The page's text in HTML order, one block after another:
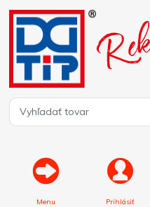
Menu Prihlásiť